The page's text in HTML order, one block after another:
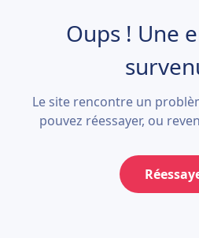
Oups ! Une
Le site rencontre un
pouvez réessayer, ou